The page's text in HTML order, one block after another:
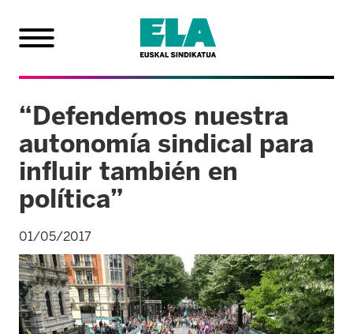
“Defendemos nuestra
autonomía sindical para
influir también en
política”
01/05/2017